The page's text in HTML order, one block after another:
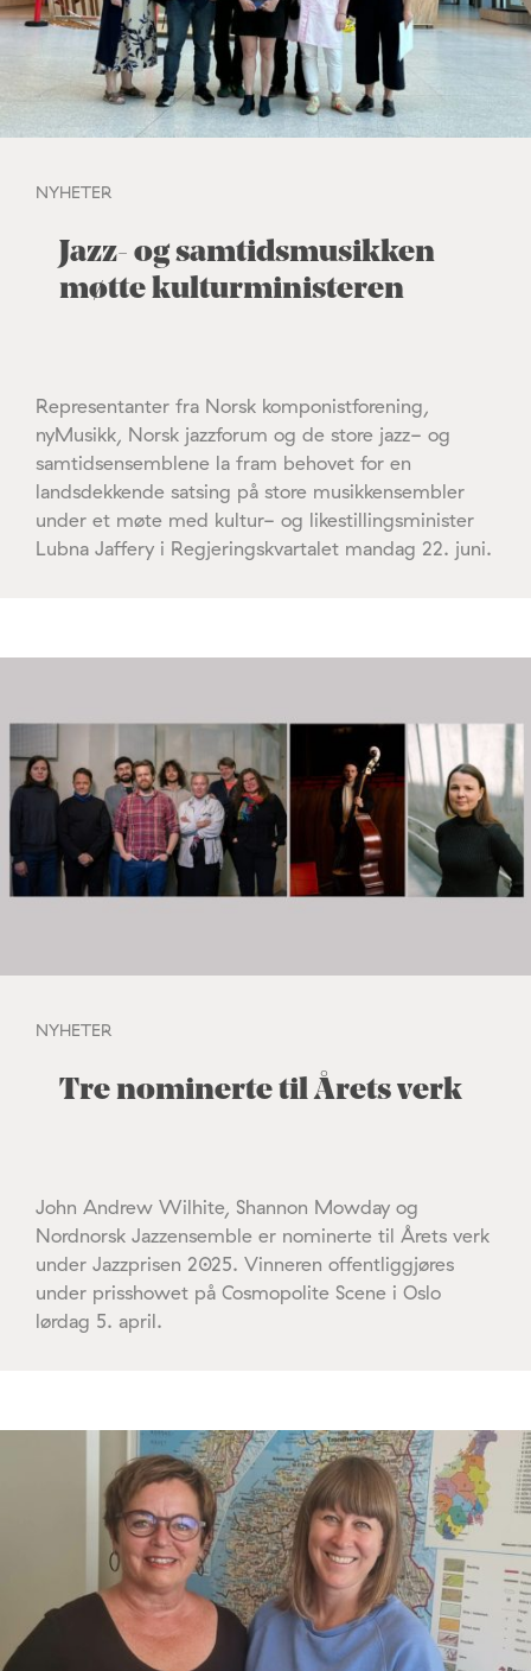
NYHETER
Jazz- og samtidsmusikken
møtte kulturministeren
Representanter fra Norsk komponistforening,
nyMusikk, Norsk jazzforum og de store jazz- og
samtidsensemblene la fram behovet for en
landsdekkende satsing på store musikkensembler
under et møte med kultur- og likestillingsminister
Lubna Jaffery i Regjeringskvartalet mandag 22. juni.
NYHETER
Tre nominerte til Årets verk
John Andrew Wilhite, Shannon Mowday og
Nordnorsk Jazzensemble er nominerte til Årets verk
under Jazzprisen 2025. Vinneren offentliggjøres
under prisshowet på Cosmopolite Scene i Oslo
lørdag 5. april.